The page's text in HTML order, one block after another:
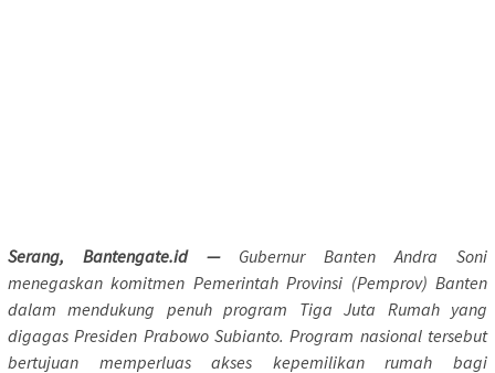
Serang, Bantengate.id — Gubernur Banten Andra Soni
menegaskan komitmen Pemerintah Provinsi (Pemprov) Banten
dalam mendukung penuh program Tiga Juta Rumah yang
digagas Presiden Prabowo Subianto. Program nasional tersebut
bertujuan memperluas akses kepemilikan rumah bagi